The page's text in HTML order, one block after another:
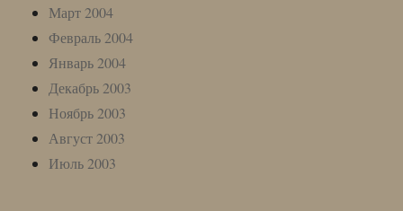
Март 2004
Февраль 2004
Январь 2004
Декабрь 2003
Ноябрь 2003
Август 2003
Июль 2003